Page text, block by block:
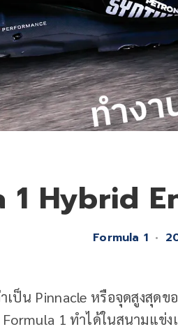
1 Hybrid
Formula 1 •
ป็น Pinnacle หรือจุดสูงสุดข
Formula 1 ทำได้ในสนามแข่